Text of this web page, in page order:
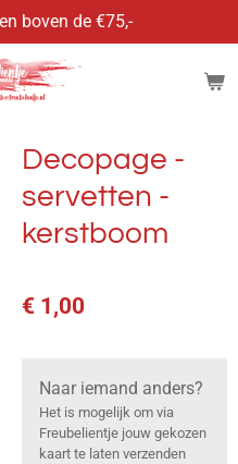
boven de €75,-
Decopage -
servetten -
kerstboom
€ 1,00
Naar iemand anders?
Het is mogelijk om via
Freubelientje jouw gekozen
kaart te laten verzenden